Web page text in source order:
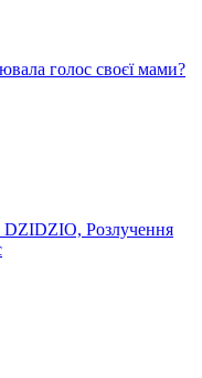
голос своєї мами?
DZIDZIO, Розлучення